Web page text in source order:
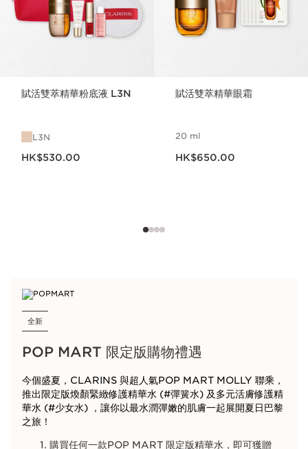
賦活雙萃精華粉底液 L3N
L3N
HK$530.00
賦活雙萃精華眼霜
20 ml
HK$650.00
全新
POP MART 限定版購物禮遇
今個盛夏，CLARINS 與超人氣POP MART MOLLY 聯乘，
推出限定版煥顏緊緻修護精華水 (#彈簧水) 及多元活膚修護精
華水 (#少女水) ，讓你以最水潤彈嫩的肌膚一起展開夏日巴黎
之旅！
購買任何一款POP MART 限定版精華水，即可獲贈